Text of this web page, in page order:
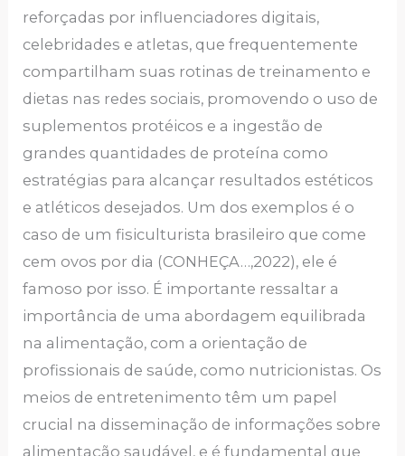
reforçadas por influenciadores digitais,
celebridades e atletas, que frequentemente
compartilham suas rotinas de treinamento e
dietas nas redes sociais, promovendo o uso de
suplementos protéicos e a ingestão de
grandes quantidades de proteína como
estratégias para alcançar resultados estéticos
e atléticos desejados. Um dos exemplos é o
caso de um fisiculturista brasileiro que come
cem ovos por dia (CONHEÇA…,2022), ele é
famoso por isso. É importante ressaltar a
importância de uma abordagem equilibrada
na alimentação, com a orientação de
profissionais de saúde, como nutricionistas. Os
meios de entretenimento têm um papel
crucial na disseminação de informações sobre
alimentação saudável, e é fundamental que